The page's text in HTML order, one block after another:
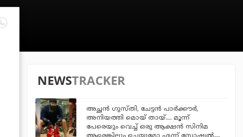
NEWSTRACKER
അച്ഛന്‍ ഗുസ്തി, ചേട്ടന്‍ പാര്‍ക്കൗര്‍,
അനിയത്തി മൊയ് തായ്.... മൂന്ന്
പേരെയും വെച്ച് ഒരു ആക്ഷന്‍ സിനിമ